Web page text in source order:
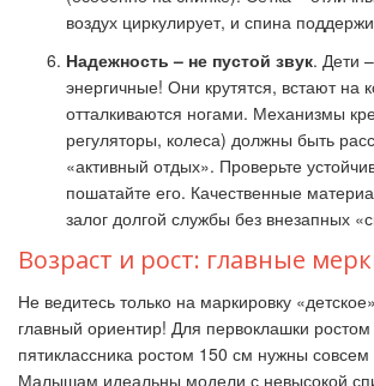
воздух циркулирует, и спина
Надежность – не пустой звук. Дети
энергичные! Они крутятся, встают на
отталкиваются ногами. Механизмы
регуляторы, колеса) должны быть
«активный отдых». Проверьте
пошатайте его. Качественные
залог долгой службы без внезапных
Возраст и рост: главные
Не ведитесь только на маркировку
главный ориентир! Для первоклашки
пятиклассника ростом 150 см нужны
Малышам идеальны модели с невысокой